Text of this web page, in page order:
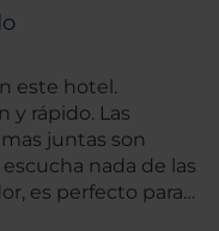
con nuestras
y situada
mucho la estancia
con una
fue
y excelente
este hotel.
Las
juntas son
nada de las
es perfecto para
agua de